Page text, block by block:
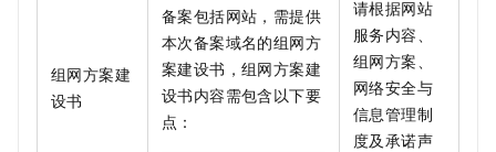
组网方案建
设书
备案包括网站，需提供
本次备案域名的组网方
案建设书，组网方案建
设书内容需包含以下要
点：
请根据网站
服务内容、
组网方案、
网络安全与
信息管理制
度及承诺声